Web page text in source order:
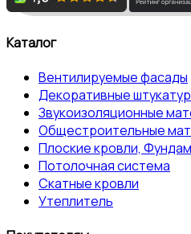
Каталог
Вентилируемые фасады
Декоративные
Звукоизоляционные
Общестроительные
Плоские кровли,
Потолочная система
Скатные кровли
Утеплитель